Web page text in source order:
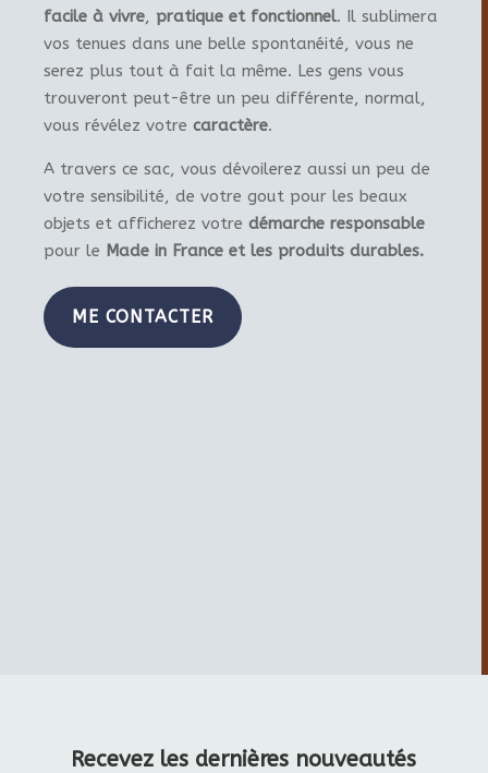
facile à vivre, pratique et fonctionnel. Il sublimera
vos tenues dans une belle spontanéité, vous ne
serez plus tout à fait la même. Les gens vous
trouveront peut-être un peu différente, normal,
vous révélez votre caractère.
A travers ce sac, vous dévoilerez aussi un peu de
votre sensibilité, de votre gout pour les beaux
objets et afficherez votre démarche responsable
pour le Made in France et les produits durables.
ME CONTACTER
Recevez les dernières nouveautés